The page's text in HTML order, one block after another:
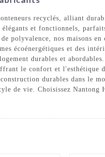
recyclés, alliant
et fonctionnels,
polyvalence, nos maisons en
écoénergétiques et des
durables et
le confort et l'esthétique
durables dans le
de vie. Choisissez Nantong